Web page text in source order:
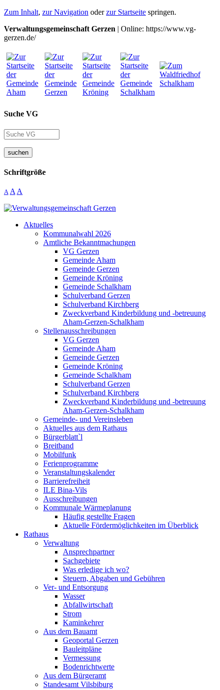
Zum Inhalt, zur Navigation oderzur Startseite springen.
Verwaltungsgemeinschaft Gerzen | Online: https://www.vg-
gerzen.de/
Suche VG
suchen
Schriftgröße
A A A
Aktuelles
Kommunalwahl 2026
Amtliche Bekanntmachungen
VG Gerzen
Gemeinde Aham
Gemeinde Gerzen
Gemeinde Kröning
Gemeinde Schalkham
Schulverband Gerzen
Schulverband Kirchberg
Zweckverband Kinderbildung und -betreuung
Aham-Gerzen-Schalkham
Stellenausschreibungen
VG Gerzen
Gemeinde Aham
Gemeinde Gerzen
Gemeinde Kröning
Gemeinde Schalkham
Schulverband Gerzen
Schulverband Kirchberg
Zweckverband Kinderbildung und -betreuung
Aham-Gerzen-Schalkham
Gemeinde- und Vereinsleben
Aktuelles aus dem Rathaus
Bürgerblatt`l
Breitband
Mobilfunk
Ferienprogramme
Veranstaltungskalender
Barrierefreiheit
ILE Bina-Vils
Ausschreibungen
Kommunale Wärmeplanung
Häufig gestellte Fragen
Aktuelle Fördermöglichkeiten im Überblick
Rathaus
Verwaltung
Ansprechpartner
Sachgebiete
Was erledige ich wo?
Steuern, Abgaben und Gebühren
Ver- und Entsorgung
Wasser
Abfallwirtschaft
Strom
Kaminkehrer
Aus dem Bauamt
Geoportal Gerzen
Bauleitpläne
Vermessung
Bodenrichtwerte
Aus dem Bürgeramt
Standesamt Vilsbiburg